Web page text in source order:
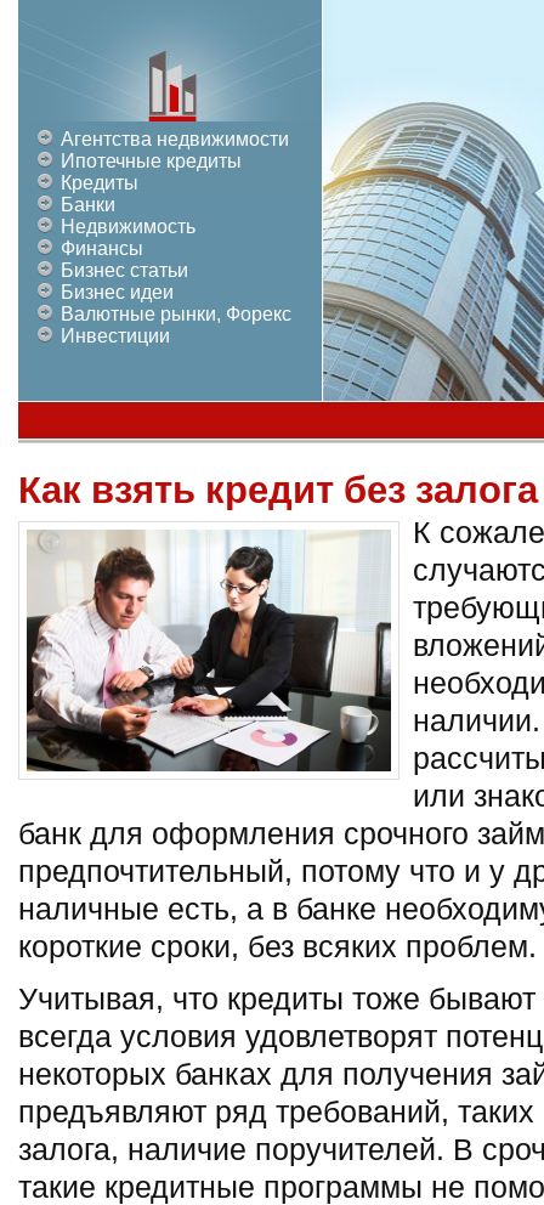
Агентства недвижимости
Ипотечные кредиты
Кредиты
Банки
Недвижимость
Финансы
Бизнес статьи
Бизнес идеи
Валютные рынки, Форекс
Инвестиции
Как взять кредит без залога
К
или
банк для оформления срочного
предпочтительный, потому что и у
наличные есть, а в банке
короткие сроки, без всяких проблем.
Учитывая, что кредиты тоже
всегда условия удовлетворят
некоторых банках для получения
предъявляют ряд требований, таких
залога, наличие поручителей. В
такие кредитные программы не